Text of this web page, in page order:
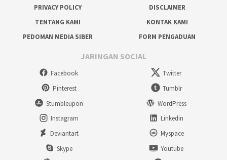
PRIVACY POLICY
DISCLAIMER
TENTANG KAMI
KONTAK KAMI
PEDOMAN MEDIA SIBER
FORM PENGADUAN
JARINGAN SOCIAL
Facebook
Twitter
Pinterest
Tumblr
Stumbleupon
WordPress
Instagram
Linkedin
Deviantart
Myspace
Skype
Youtube